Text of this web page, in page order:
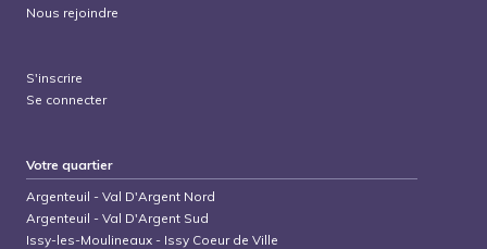
Nous rejoindre
S'inscrire
Se connecter
Votre quartier
Argenteuil -Val D'Argent Nord
Argenteuil -Val D'Argent Sud
Issy-les-Moulineaux - Issy Coeur de Ville